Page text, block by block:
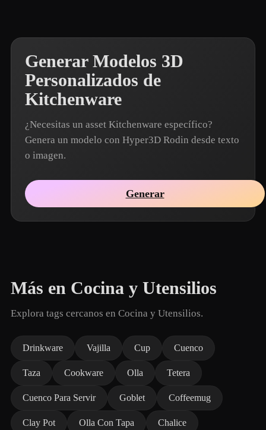
Generar Modelos 3D
Personalizados de
Kitchenware
¿Necesitas un asset Kitchenware específico?
Genera un modelo con Hyper3D Rodin desde texto
o imagen.
Generar
Más en Cocina y Utensilios
Explora tags cercanos en Cocina y Utensilios.
Drinkware Vajilla Cup Cuenco
Taza Cookware Olla Tetera
Cuenco Para Servir Goblet Coffeemug
Clay Pot Olla Con Tapa Chalice